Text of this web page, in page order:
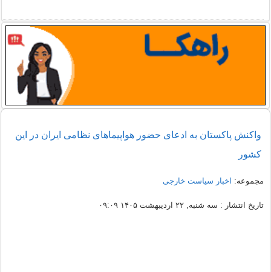
واکنش پاکستان به ادعای حضور هواپیماهای نظامی ایران در این
کشور
مجموعه: اخبار سیاست خارجی
تاریخ انتشار : سه شنبه, ۲۲ اردیبهشت ۱۴۰۵ ۰۹:۰۹